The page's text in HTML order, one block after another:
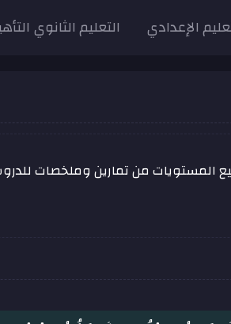
الإعدادي التعليم الثانوي
المستويات من تمارين وملخصات